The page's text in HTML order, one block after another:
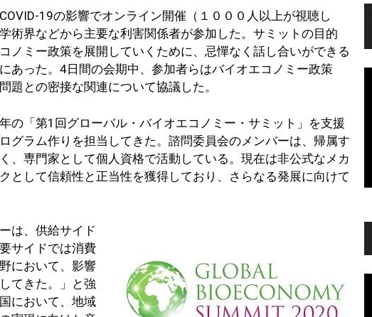
19の影響でオンライン開催（１０００人以上が視聴し
術界などから主要な利害関係者が参加した。サミットの目的
ノミー政策を展開していくために、忌憚なく話し合いができる
あった。4日間の会期中、参加者らはバイオエコノミー政策
題との密接な関連について協議した。
の「第1回グローバル・バイオエコノミー・サミット」を支援
グラム作りを担当してきた。諮問委員会のメンバーは、帰属す
、専門家として個人資格で活動している。現在は非公式なメカ
として信頼性と正当性を獲得しており、さらなる発展に向けて
は、供給サイド
サイドでは消費
において、影響
てきた。」と強
において、地域